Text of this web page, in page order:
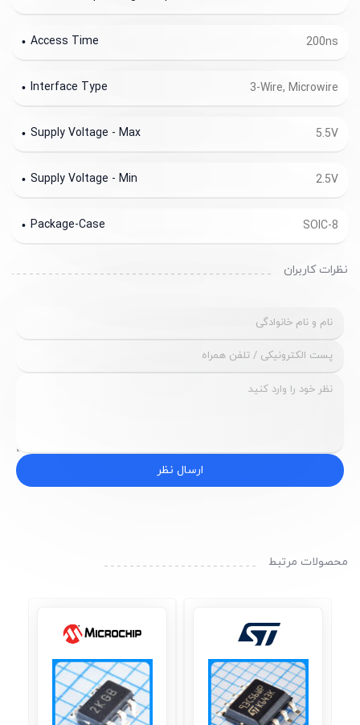
200ns
Access Time
3-Wire, Microwire
Interface Type
5.5V
Supply Voltage - Max
2.5V
Supply Voltage - Min
SOIC-8
Package-Case
نظرات کاربران
ارسال نظر
محصولات مرتبط